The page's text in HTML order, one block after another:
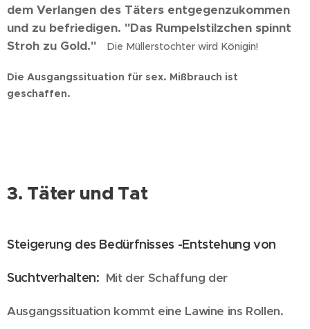
dem Verlangen des Täters entgegenzukommen
und zu befriedigen. "Das Rumpelstilzchen spinnt
Stroh zu Gold."
Die Müllerstochter wird Königin!
Die Ausgangssituation für sex. Mißbrauch ist
geschaffen.
3. Täter und Tat
Steigerung des Bedürfnisses -Entstehung von
Suchtverhalten: Mit der Schaffung der
Ausgangssituation kommt eine Lawine ins Rollen.